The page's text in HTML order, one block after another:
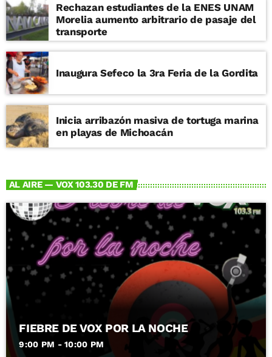
Rechazan estudiantes de la ENES UNAM
Morelia aumento arbitrario de pasaje del
transporte
Inaugura Sefeco la 3ra Feria de la Gordita
Inicia arribazón masiva de tortuga marina
en playas de Michoacán
AL AIRE — VOX 103.30 DE FM
FIEBRE DE VOX POR LA NOCHE
9:00 PM - 10:00 PM